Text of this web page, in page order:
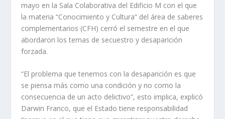
mayo en la Sala Colaborativa del Edificio M con el que
la materia “Conocimiento y Cultura” del área de saberes
complementarios (CFH) cerró el semestre en el que
abordaron los temas de secuestro y desaparición
forzada.
“El problema que tenemos con la desaparición es que
se piensa más como una condición y no como la
consecuencia de un acto delictivo”, esto implica, explicó
Darwin Franco, que el Estado tiene responsabilidad